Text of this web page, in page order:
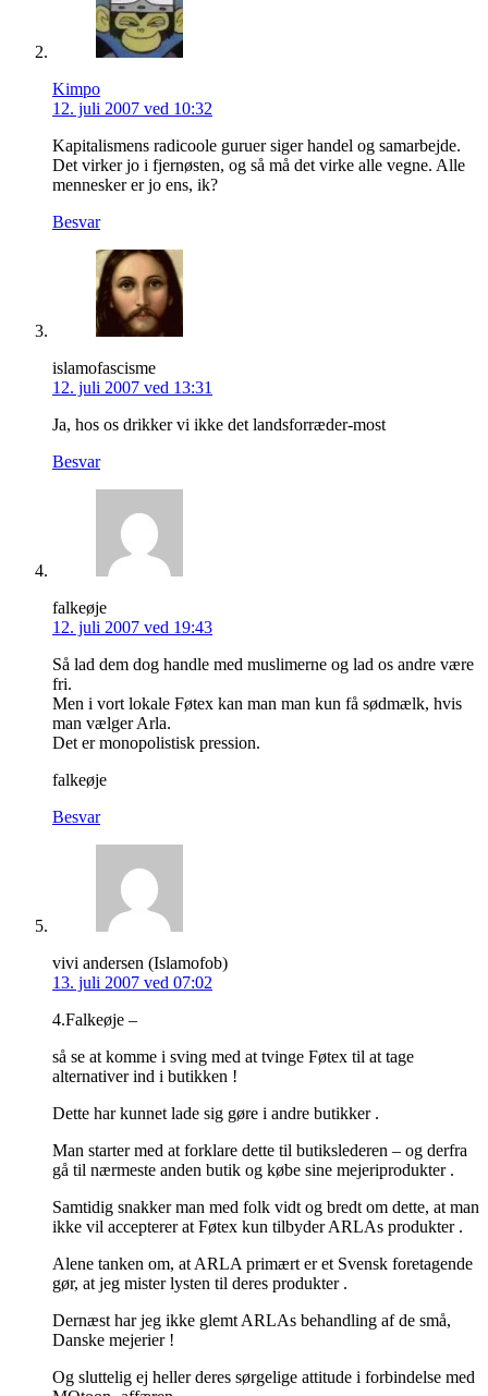
Kimpo
12. juli 2007 ved 10:32
Kapitalismens radicoole guruer siger handel og samarbejde.
Det virker jo i fjernøsten, og så må det virke alle vegne. Alle
mennesker er jo ens, ik?
Besvar
islamofascisme
12. juli 2007 ved 13:31
Ja, hos os drikker vi ikke det landsforræder-most
Besvar
falkeøje
12. juli 2007 ved 19:43
Så lad dem dog handle med muslimerne og lad os andre være
fri.
Men i vort lokale Føtex kan man man kun få sødmælk, hvis
man vælger Arla.
Det er monopolistisk pression.
falkeøje
Besvar
vivi andersen (Islamofob)
13. juli 2007 ved 07:02
4.Falkeøje –
så se at komme i sving med at tvinge Føtex til at tage
alternativer ind i butikken !
Dette har kunnet lade sig gøre i andre butikker .
Man starter med at forklare dette til butikslederen – og derfra
gå til nærmeste anden butik og købe sine mejeriprodukter .
Samtidig snakker man med folk vidt og bredt om dette, at man
ikke vil accepterer at Føtex kun tilbyder ARLAs produkter .
Alene tanken om, at ARLA primært er et Svensk foretagende
gør, at jeg mister lysten til deres produkter .
Dernæst har jeg ikke glemt ARLAs behandling af de små,
Danske mejerier !
Og sluttelig ej heller deres sørgelige attitude i forbindelse med